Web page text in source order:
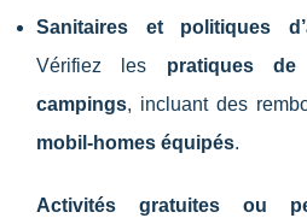
Sanitaires et politiques
Vérifiez les pratiques
campings, incluant des
mobil-homes équipés.
Activités gratuites ou